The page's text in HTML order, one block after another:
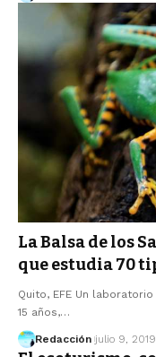
La Balsa de los
que estudia 70
Quito, EFE Un
15 años,…
Redacción julio 9, 2019